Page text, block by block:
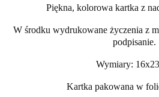
Piękna, kolorowa kartka z
W środku wydrukowane życzenia z
podpisanie.
Wymiary:
Kartka pakowana w